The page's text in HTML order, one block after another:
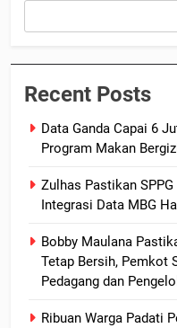
Recent Posts
Data Ganda Capai 6
Program Makan
Zulhas Pastikan
Integrasi Data MBG
Bobby Maulana
Tetap Bersih, Pemkot
Pedagang dan
Ribuan Warga Padati